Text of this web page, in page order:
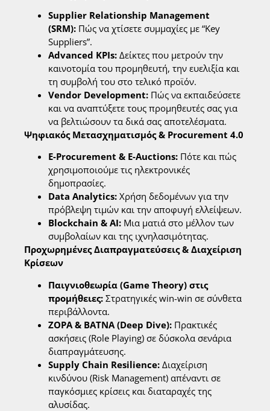
Supplier Relationship Management
(SRM): Πώς να χτίσετε συμμαχίες με “Key
Suppliers”.
Advanced KPIs: Δείκτες που μετρούν την
καινοτομία του προμηθευτή, την ευελιξία και
τη συμβολή του στο τελικό προϊόν.
Vendor Development: Πώς να εκπαιδεύσετε
και να αναπτύξετε τους προμηθευτές σας για
να βελτιώσουν τα δικά σας αποτελέσματα.
Ψηφιακός Μετασχηματισμός & Procurement 4.0
E-Procurement & E-Auctions: Πότε και πώς
χρησιμοποιούμε τις ηλεκτρονικές
δημοπρασίες.
Data Analytics: Χρήση δεδομένων για την
πρόβλεψη τιμών και την αποφυγή ελλείψεων.
Blockchain & AI: Μια ματιά στο μέλλον των
συμβολαίων και της ιχνηλασιμότητας.
Προχωρημένες Διαπραγματεύσεις & Διαχείριση
Κρίσεων
Παιγνιοθεωρία (Game Theory) στις
προμήθειες: Στρατηγικές win-win σε σύνθετα
περιβάλλοντα.
ZOPA & BATNA (Deep Dive): Πρακτικές
ασκήσεις (Role Playing) σε δύσκολα σενάρια
διαπραγμάτευσης.
Supply Chain Resilience: Διαχείριση
κινδύνου (Risk Management) απέναντι σε
παγκόσμιες κρίσεις και διαταραχές της
αλυσίδας.